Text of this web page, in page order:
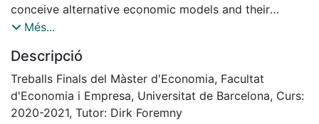
conceive alternative economic models and their
viability. Policy-qualifiers such as rigour or consistency
through changing fairness connotations among
communities.
We put the spotlight on the municipality of l’Ametlla
del Vallès to study the possible determinants behind a
Més...
Descripció
Treballs Finals del Màster d'Economia, Facultat
d'Economia i Empresa, Universitat de Barcelona, Curs:
2020-2021, Tutor: Dirk Foremny